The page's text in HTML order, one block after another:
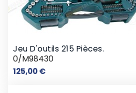
Jeu D'outils 215 Pièces.
0/M98430
125,00 €Prix